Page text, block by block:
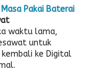
Pakai Baterai
waktu lama,
untuk
kembali ke Digital